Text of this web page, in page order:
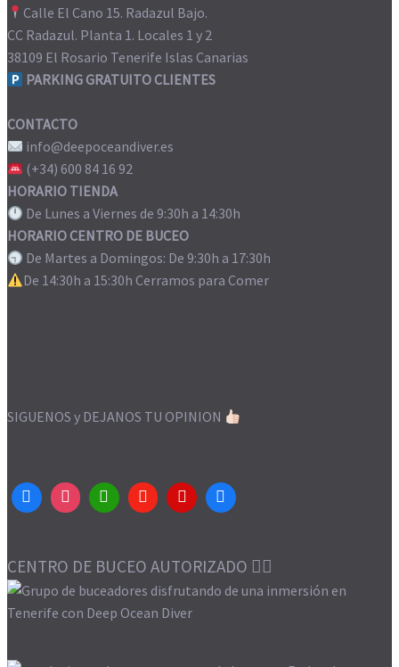
Calle El Cano 15. Radazul Bajo.
CC Radazul. Planta 1. Locales 1 y 2
38109 El Rosario Tenerife Islas Canarias
PARKING GRATUITO CLIENTES
CONTACTO
info@deepoceandiver.es
(+34) 600 84 16 92
HORARIO TIENDA
De Lunes a Viernes de 9:30h a 14:30h
HORARIO CENTRO DE BUCEO
De Martes a Domingos: De 9:30h a 17:30h
De 14:30h a 15:30h Cerramos para Comer
SIGUENOS y DEJANOS TU OPINION
CENTRO DE BUCEO AUTORIZADO 👌🏻